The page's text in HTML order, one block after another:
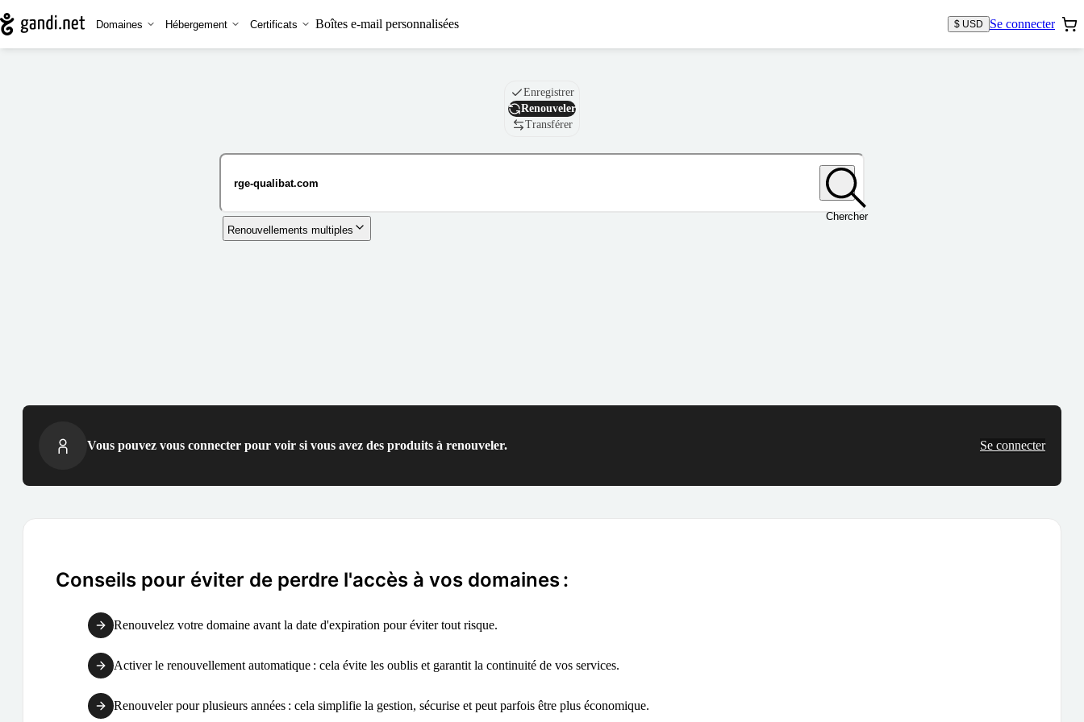
Domaines Hébergement Certificats Boîtes e-mail personnalisées $ USD Se connecter
Nom de domaine
Enregistrer
Renouveler
Transférer
Chercher
Renouvellements multiples
Vous pouvez vous connecter pour voir si vous avez des produits à renouveler. Se connecter
Conseils pour éviter de perdre l'accès à vos domaines :
Renouvelez votre domaine avant la date d'expiration pour éviter tout risque.
Activer le renouvellement automatique : cela évite les oublis et garantit la continuité de vos services.
Renouveler pour plusieurs années : cela simplifie la gestion, sécurise et peut parfois être plus économique.